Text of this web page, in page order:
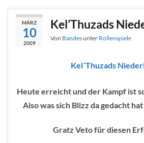
MÄRZ
10
2009
Kel’Thuzads
Von Bandesunter Rollenspiele
Kel´Thuzads
Heute erreicht und der Kampf ist
Also was sich Blizz da gedacht
Gratz Veto für diesen